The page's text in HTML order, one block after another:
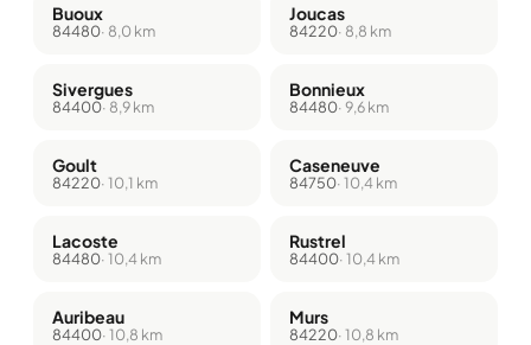
Buoux
84480· 8,0 km
Joucas
84220· 8,8 km
Sivergues
84400· 8,9 km
Bonnieux
84480· 9,6 km
Goult
84220· 10,1 km
Caseneuve
84750· 10,4 km
Lacoste
84480· 10,4 km
Rustrel
84400· 10,4 km
Auribeau
84400· 10,8 km
Murs
84220· 10,8 km